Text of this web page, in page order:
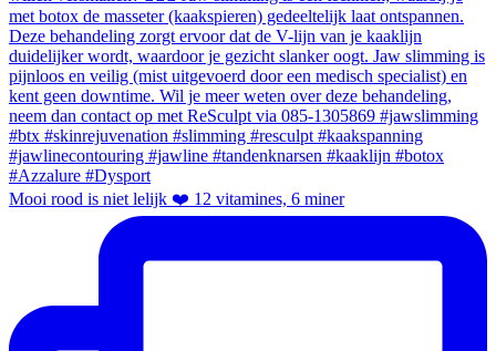
Mooi rood is niet lelijk ❤️ 12 vitamines, 6 miner